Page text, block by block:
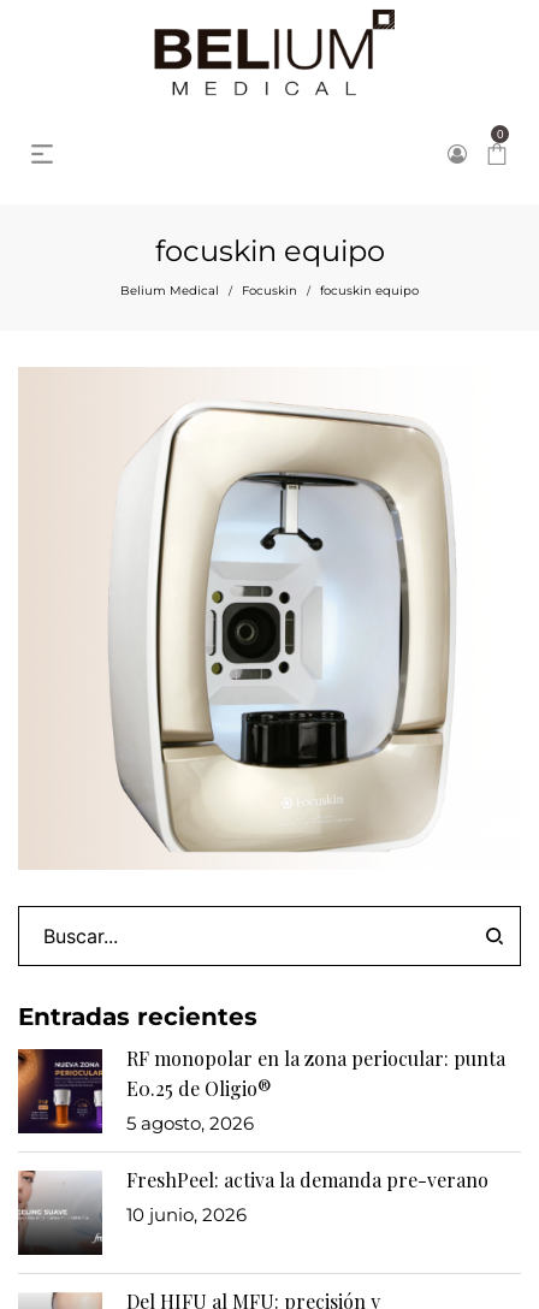
0
focuskin equipo
Belium Medical / Focuskin / focuskin equipo
Entradas recientes
RF monopolar en la zona periocular: punta
E0.25 de Oligio®
5 agosto, 2026
FreshPeel: activa la demanda pre-verano
10 junio, 2026
Del HIFU al MFU: precisión y